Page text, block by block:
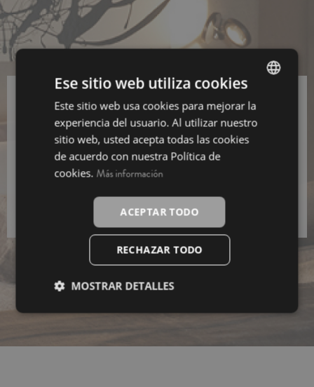
Sing up for our newsletter and get a10% off
Sing
I have read and I agree to the
SPANISH
INGLÉS
Ese sitio web utiliza cookies
Este sitio web usa cookies para mejorar la
experiencia del usuario. Al utilizar nuestro
sitio web, usted acepta todas las cookies
de acuerdo con nuestra Política de
cookies. Más información
ACEPTAR TODO
RECHAZAR TODO
MOSTRAR DETALLES